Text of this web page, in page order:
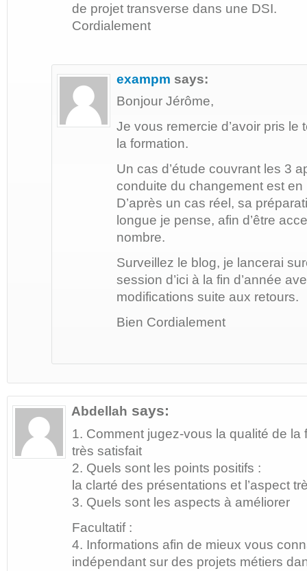
de projet transverse dans une DSI.
Cordialement
exampm says:
Bonjour Jérôme,
Je vous remercie d’avoir pris le
la formation.
Un cas d’étude couvrant les 3
conduite du changement est en
D’après un cas réel, sa
longue je pense, afin d’être
nombre.
Surveillez le blog, je lancerai
session d’ici à la fin d’année
modifications suite aux retours.
Bien Cordialement
Abdellah says:
1. Comment jugez-vous la qualité de la
très satisfait
2. Quels sont les points positifs :
la clarté des présentations et l’aspect
3. Quels sont les aspects à améliorer
Facultatif :
4. Informations afin de mieux vous
indépendant sur des projets métiers